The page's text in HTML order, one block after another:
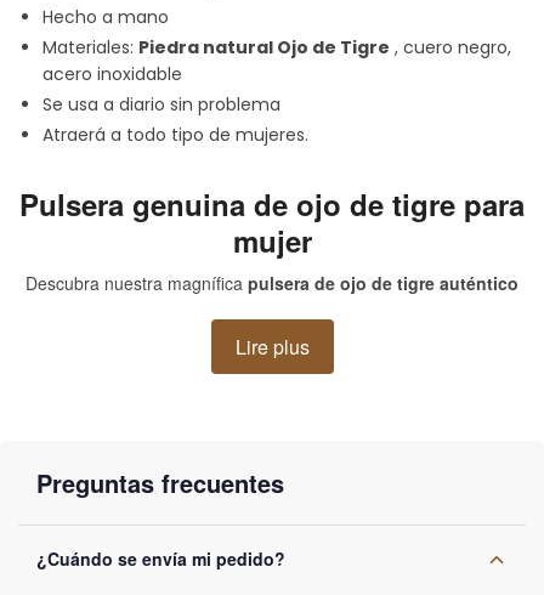
Hecho a mano
Materiales: Piedra natural Ojo de Tigre , cuero negro,
acero inoxidable
Se usa a diario sin problema
Atraerá a todo tipo de mujeres.
Pulsera genuina de ojo de tigre para
mujer
Descubra nuestra magnífica pulsera de ojo de tigre auténtico
Cada piedra ha sido cuidadosamente seleccionada por su color
Lire plus
Preguntas frecuentes
¿Cuándo se envía mi pedido?